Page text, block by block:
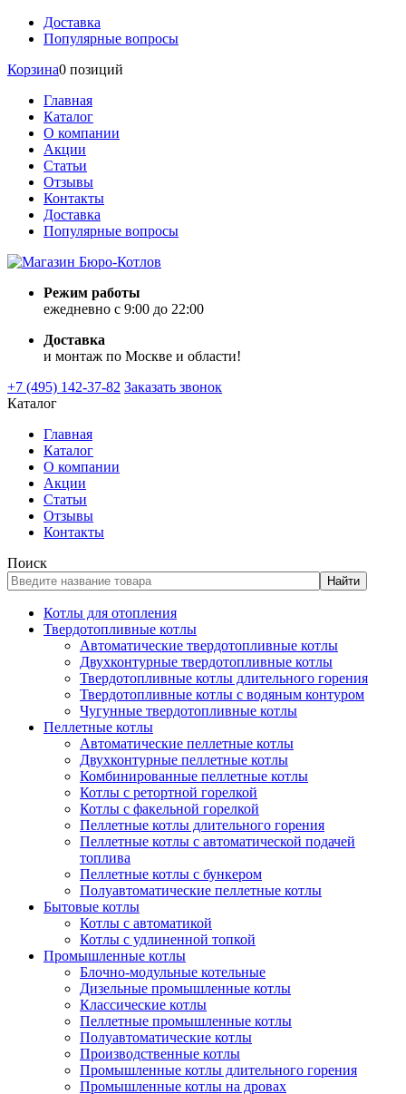
Доставка
Популярные вопросы
Корзина0 позиций
Главная
Каталог
О компании
Акции
Статьи
Отзывы
Контакты
Доставка
Популярные вопросы
Режим работы
ежедневно с 9:00 до 22:00
Доставка
и монтаж по Москве и области!
+7 (495) 142-37-82 Заказать звонок
Каталог
Главная
Каталог
О компании
Акции
Статьи
Отзывы
Контакты
Поиск
Найти
Котлы для отопления
Твердотопливные котлы
Автоматические твердотопливные котлы
Двухконтурные твердотопливные котлы
Твердотопливные котлы длительного горения
Твердотопливные котлы с водяным контуром
Чугунные твердотопливные котлы
Пеллетные котлы
Автоматические пеллетные котлы
Двухконтурные пеллетные котлы
Комбинированные пеллетные котлы
Котлы с ретортной горелкой
Котлы с факельной горелкой
Пеллетные котлы длительного горения
Пеллетные котлы с автоматической подачей
топлива
Пеллетные котлы с бункером
Полуавтоматические пеллетные котлы
Бытовые котлы
Котлы с автоматикой
Котлы с удлиненной топкой
Промышленные котлы
Блочно-модульные котельные
Дизельные промышленные котлы
Классические котлы
Пеллетные промышленные котлы
Полуавтоматические котлы
Производственные котлы
Промышленные котлы длительного горения
Промышленные котлы на дровах